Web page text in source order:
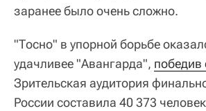
заранее было очень сложно.
"Тосно" в упорной борьбе
удачливее "Авангарда", победив
Зрительская аудитория
России составила 40 373